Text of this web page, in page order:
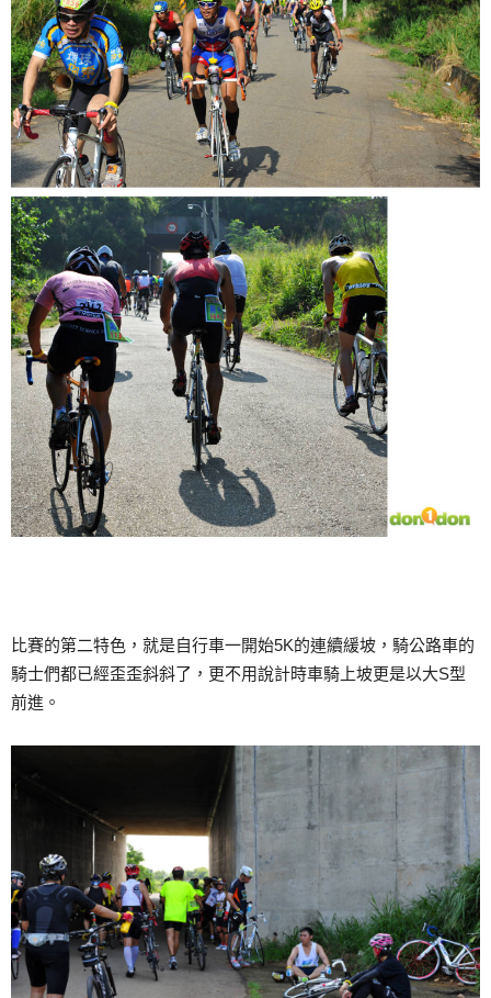
比賽的第二特色，就是自行車一開始5K的連續緩坡，騎公路車的
騎士們都已經歪歪斜斜了，更不用說計時車騎上坡更是以大S型
前進。